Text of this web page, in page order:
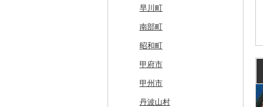
奥尻町
網走市
浦河町
広尾町
中札内村
滝川市
外ヶ浜町
つがる市
弘前市
鰺ヶ沢町
むつ市
田舎館村
北上市
平泉町
洋野町
大船渡市
山田町
大槌町
女川町
気仙沼市
美里町
松島町
大和町
大郷町
鹿角市
大仙市
八郎潟町
戸沢村
舟形町
最上町
真室川町
寒河江市
西川町
三春町
本宮市
柳津町
鮫川村
福島市
新地町
笠間市
行方市
結城市
城里町
水戸市
鉾田市
芳賀町
野木町
藤岡市
邑楽町
板倉町
嬬恋村
草津町
高崎市
日高市
蓮田市
川越市
宮代町
吉見町
東松山市
東庄町
館山市
大網白里市
一宮町
佐倉市
木更津市
多摩市
稲城市
世田谷区
日の出町
板橋区
渋谷区
横須賀市
三浦市
大磯町
箱根町
横浜市
茅ヶ崎市
村上市
妙高市
聖籠町
刈羽村
湯沢町
新潟市
早川町
南部町
昭和町
甲府市
甲州市
丹波山村